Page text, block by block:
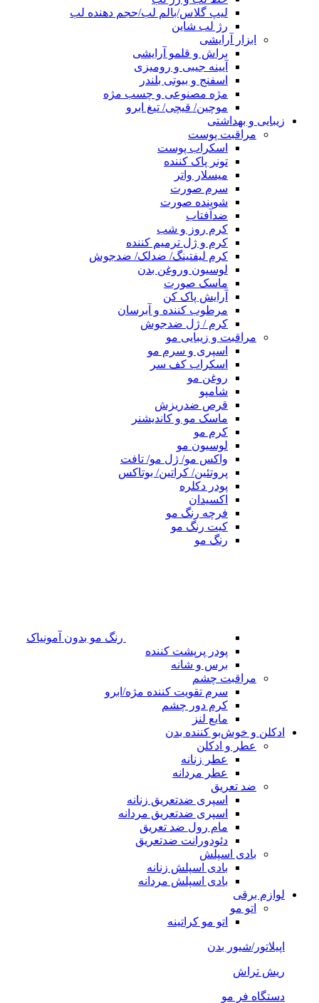
لیپ گلاس/بالم لب/حجم دهنده لب
رژ لب شاین
ابزار آرایشی
براش و قلمو آرایشی
آیینه جیبی و رومیزی
اسفنج و بیوتی بلندر
مژه مصنوعی و چسب مژه
موچین/ قیچی/ تیغ ابرو
زیبایی و بهداشتی
مراقبت پوست
اسکراب پوست
تونر پاک کننده
میسلار واتر
سرم صورت
شوینده صورت
ضدآفتاب
کرم روز و شب
کرم و ژل ترمیم کننده
کرم لیفتینگ/ ضدلک/ ضدجوش
لوسیون وروغن بدن
ماسک صورت
آرایش پاک کن
مرطوب کننده و آبرسان
کرم / ژل ضدجوش
مراقبت و زیبایی مو
اسپری و سرم مو
اسکراب کف سر
روغن مو
شامپو
قرص ضدریزش
ماسک مو و کاندیشنر
کرم مو
لوسیون مو
واکس مو/ ژل مو/ تافت
پروتئین/ کراتین/ بوتاکس
پودر دکلره
اکسیدان
فرچه رنگ مو
کیت رنگ مو
رنگ مو
رنگ مو بدون آمونیاک
پودر پرپشت کننده
برس و شانه
مراقبت چشم
سرم تقویت کننده مژه/ابرو
کرم دور چشم
مایع لنز
ادکلن و خوش‌بو کننده بدن
عطر و ادکلن
عطر زنانه
عطر مردانه
ضد تعریق
اسپری ضدتعریق زنانه
اسپری ضدتعریق مردانه
مام رول ضد تعریق
دئودورانت ضدتعریق
بادی اسپلش
بادی اسپلش زنانه
بادی اسپلش مردانه
لوازم برقی
اتو مو
اتو مو کراتینه
اپیلاتور/شیور بدن
ریش تراش
دستگاه فر مو